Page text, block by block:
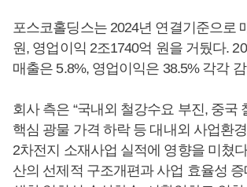
포스코홀딩스는 2024년 연결기준으로
원, 영업이익 2조1740억 원을 거뒀다.
매출은 5.8%, 영업이익은 38.5% 각각
회사 측은 “국내외 철강수요 부진, 중국
핵심 광물 가격 하락 등 대내외 사업환
2차전지 소재사업 실적에 영향을 미쳤
산의 선제적 구조개편과 사업 효율성